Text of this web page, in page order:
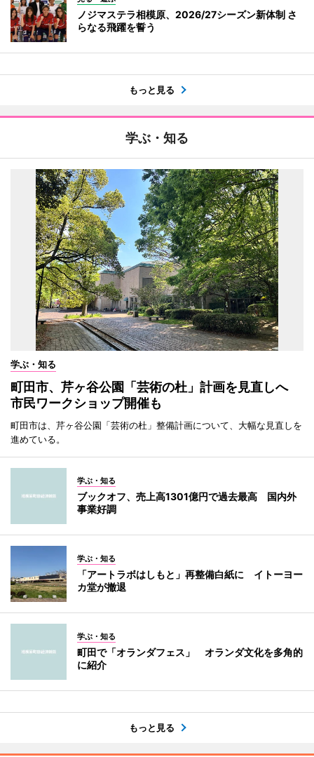
ノジマステラ相模原、2026/27シーズン新体制 さ
らなる飛躍を誓う
もっと見る
学ぶ・知る
学ぶ・知る
町田市、芹ヶ谷公園「芸術の杜」計画を見直しへ
市民ワークショップ開催も
町田市は、芹ヶ谷公園「芸術の杜」整備計画について、大幅な見直しを
進めている。
学ぶ・知る
ブックオフ、売上高1301億円で過去最高 国内外
事業好調
学ぶ・知る
「アートラボはしもと」再整備白紙に イトーヨー
カ堂が撤退
学ぶ・知る
町田で「オランダフェス」 オランダ文化を多角的
に紹介
もっと見る